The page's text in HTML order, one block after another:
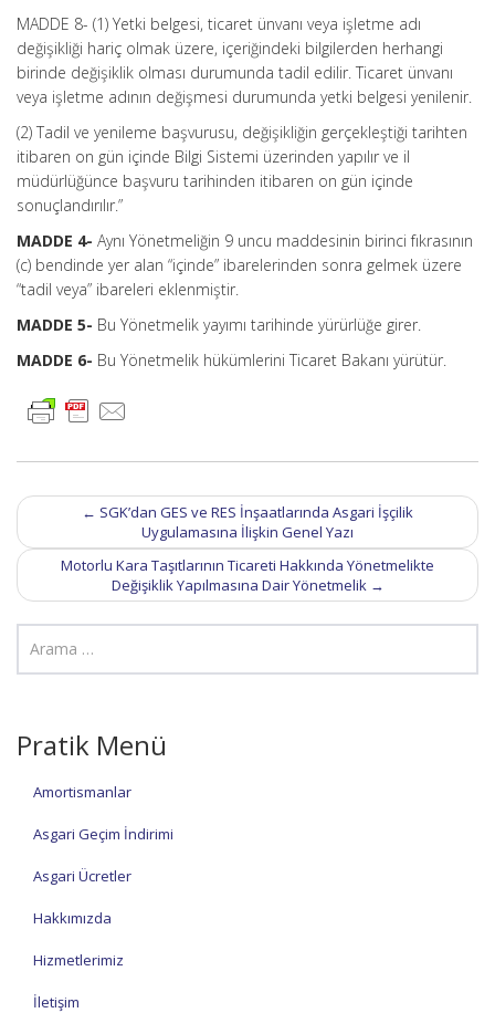
MADDE 8- (1) Yetki belgesi, ticaret ünvanı veya işletme adı
değişikliği hariç olmak üzere, içeriğindeki bilgilerden herhangi
birinde değişiklik olması durumunda tadil edilir. Ticaret ünvanı
veya işletme adının değişmesi durumunda yetki belgesi yenilenir.
(2) Tadil ve yenileme başvurusu, değişikliğin gerçekleştiği tarihten
itibaren on gün içinde Bilgi Sistemi üzerinden yapılır ve il
müdürlüğünce başvuru tarihinden itibaren on gün içinde
sonuçlandırılır.”
MADDE 4- Aynı Yönetmeliğin 9 uncu maddesinin birinci fıkrasının
(c) bendinde yer alan “içinde” ibarelerinden sonra gelmek üzere
“tadil veya” ibareleri eklenmiştir.
MADDE 5- Bu Yönetmelik yayımı tarihinde yürürlüğe girer.
MADDE 6- Bu Yönetmelik hükümlerini Ticaret Bakanı yürütür.
Post
navigation
← SGK’dan GES ve RES İnşaatlarında Asgari İşçilik
Uygulamasına İlişkin Genel Yazı
Motorlu Kara Taşıtlarının Ticareti Hakkında Yönetmelikte
Değişiklik Yapılmasına Dair Yönetmelik →
Pratik Menü
Amortismanlar
Asgari Geçim İndirimi
Asgari Ücretler
Hakkımızda
Hizmetlerimiz
İletişim